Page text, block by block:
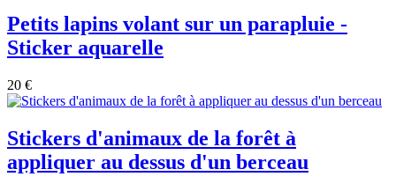
Petits lapins volant sur un parapluie -
Sticker aquarelle
20 €
Stickers d'animaux de la forêt à
appliquer au dessus d'un berceau